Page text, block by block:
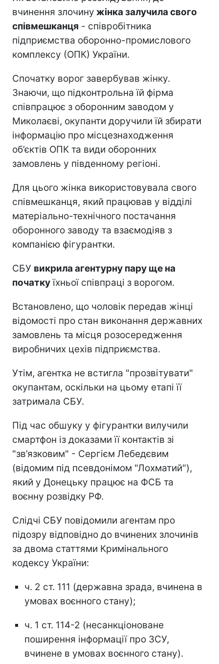
вчинення злочину жінка залучила свого
співмешканця - співробітника
підприємства оборонно-промислового
комплексу (ОПК) України.
Спочатку ворог завербував жінку.
Знаючи, що підконтрольна їй фірма
співпрацює з оборонним заводом у
Миколаєві, окупанти доручили їй збирати
інформацію про місцезнаходження
об’єктів ОПК та види оборонних
замовлень у південному регіоні.
Для цього жінка використовувала свого
співмешканця, який працював у відділі
матеріально-технічного постачання
оборонного заводу та взаємодіяв з
компанією фігурантки.
СБУ викрила агентурну пару ще на
початкуїхньої співпраці з ворогом.
Встановлено, що чоловік передав жінці
відомості про стан виконання державних
замовлень та місця розосередження
виробничих цехів підприємства.
Утім, агентка не встигла "прозвітувати"
окупантам, оскільки на цьому етапі її
затримала СБУ.
Під час обшуку у фігурантки вилучили
смартфон із доказами її контактів зі
"зв’язковим" - Сергієм Лебедєвим
(відомим під псевдонімом "Лохматий"),
який у Донецьку працює на ФСБ та
воєнну розвідку РФ.
Слідчі СБУ повідомили агентам про
підозру відповідно до вчинених злочинів
за двома статтями Кримінального
кодексу України:
ч. 2 ст. 111 (державна зрада, вчинена в
умовах воєнного стану);
ч. 1 ст. 114-2 (несанкціоноване
поширення інформації про ЗСУ,
вчинене в умовах воєнного стану).